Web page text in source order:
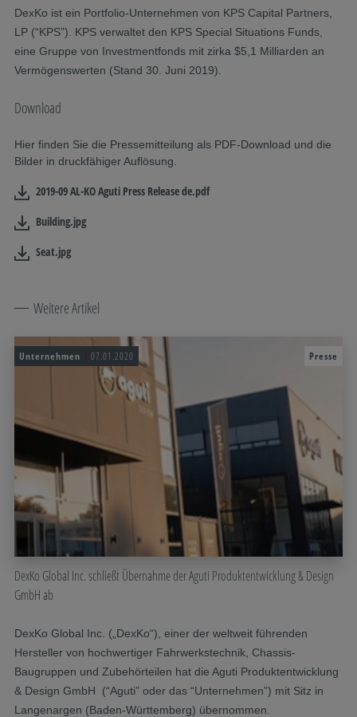
DexKo ist ein Portfolio-Unternehmen von KPS Capital Partners,
LP (“KPS”). KPS verwaltet den KPS Special Situations Funds,
eine Gruppe von Investmentfonds mit zirka $5,1 Milliarden an
Vermögenswerten (Stand 30. Juni 2019).
Download
Hier finden Sie die Pressemitteilung als PDF-Download und die
Bilder in druckfähiger Auflösung.
2019-09 AL-KO Aguti Press Release de.pdf
Building.jpg
Seat.jpg
Weitere Artikel
Unternehmen 07.01.2020 Presse
DexKo Global Inc. schließt Übernahme der Aguti Produktentwicklung & Design
GmbH ab
DexKo Global Inc. („DexKo“), einer der weltweit führenden
Hersteller von hochwertiger Fahrwerkstechnik, Chassis-
Baugruppen und Zubehörteilen hat die Aguti Produktentwicklung
& Design GmbH (“Aguti” oder das “Unternehmen”) mit Sitz in
Langenargen (Baden-Württemberg) übernommen.